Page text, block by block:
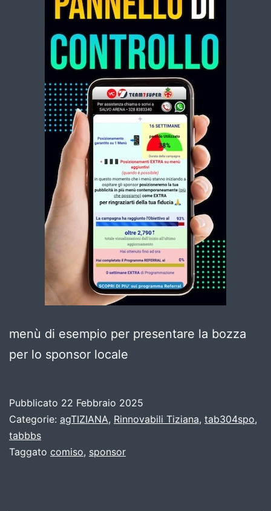
menù di esempio per presentare la bozza
per lo sponsor locale
Pubblicato 22 Febbraio 2025
Categorie: agTIZIANA, Rinnovabili Tiziana, tab304spo,
tabbbs
Taggato comiso, sponsor